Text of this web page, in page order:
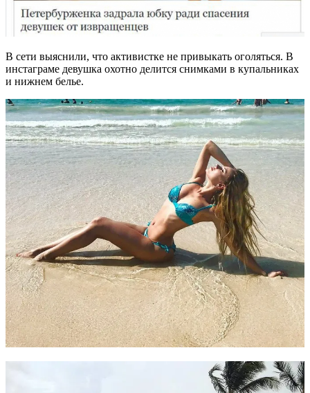
В сети выяснили, что активистке не привыкать оголяться. В
инстаграме девушка охотно делится снимками в купальниках
и нижнем белье.